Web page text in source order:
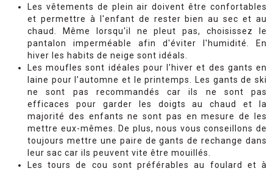
Les vêtements de plein air doivent être confortables
et permettre à l'enfant de rester bien au sec et au
chaud. Même lorsqu'il ne pleut pas, choisissez le
pantalon imperméable afin d'éviter l'humidité. En
hiver les habits de neige sont idéals.
Les moufles sont idéales pour l’hiver et des gants en
laine pour l’automne et le printemps. Les gants de ski
ne sont pas recommandés car ils ne sont pas
efficaces pour garder les doigts au chaud et la
majorité des enfants ne sont pas en mesure de les
mettre eux-mêmes. De plus, nous vous conseillons de
toujours mettre une paire de gants de rechange dans
leur sac car ils peuvent vite être mouillés.
Les tours de cou sont préférables au foulard et à